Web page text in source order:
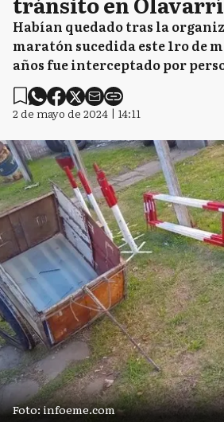
Habían quedado tras la
maratón sucedida este 1ro de
años fue interceptado por
2 de mayo de 2024 | 14:11
Foto: infoeme.com